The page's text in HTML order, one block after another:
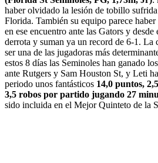
haber olvidado la lesión de tobillo
Florida. También su equipo parece
en ese encuentro ante las Gators y
derrota y suman ya un record de 6-1. La
ser una de las jugadoras más
estos 8 días las Seminoles han ganado
ante Rutgers y Sam Houston St, y Leti
periodo unos fantásticos 14,0 puntos,
3,5 robos por partido jugando 27
sido incluida en el Mejor Quinteto de la